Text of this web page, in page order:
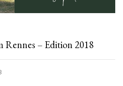
Rennes – Edition 2018